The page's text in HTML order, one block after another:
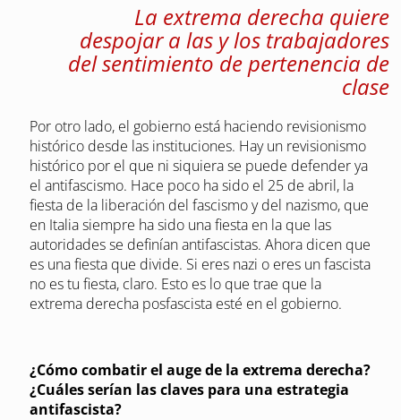
La extrema derecha quiere
despojar a las y los trabajadores
del sentimiento de pertenencia de
clase
Por otro lado, el gobierno está haciendo revisionismo
histórico desde las instituciones. Hay un revisionismo
histórico por el que ni siquiera se puede defender ya
el antifascismo. Hace poco ha sido el 25 de abril, la
fiesta de la liberación del fascismo y del nazismo, que
en Italia siempre ha sido una fiesta en la que las
autoridades se definían antifascistas. Ahora dicen que
es una fiesta que divide. Si eres nazi o eres un fascista
no es tu fiesta, claro. Esto es lo que trae que la
extrema derecha posfascista esté en el gobierno.
¿Cómo combatir el auge de la extrema derecha?
¿Cuáles serían las claves para una estrategia
antifascista?